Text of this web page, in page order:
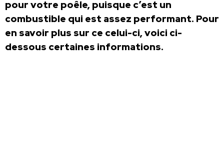
pour votre poêle, puisque c’est un
combustible qui est assez performant. Pour
en savoir plus sur ce celui-ci, voici ci-
dessous certaines informations.